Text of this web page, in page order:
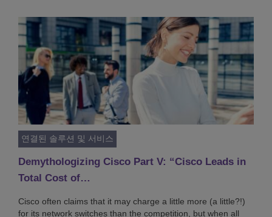
연결된 솔루션 및 서비스
Demythologizing Cisco Part V: “Cisco Leads in
Total Cost of…
Cisco often claims that it may charge a little more (a little?!)
for its network switches than the competition, but when all